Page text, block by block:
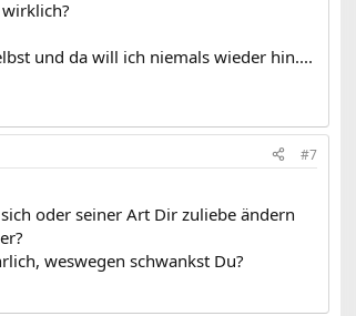
und da will ich niemals wieder hin....
#7
oder seiner Art Dir zuliebe ändern
weswegen schwankst Du?